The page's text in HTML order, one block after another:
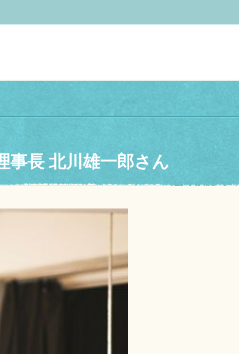
事長 北川雄一郎さん